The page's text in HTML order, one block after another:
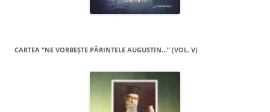
CARTEA “NE VORBEŞTE PĂRINTELE AUGUSTIN…” (VOL. V)